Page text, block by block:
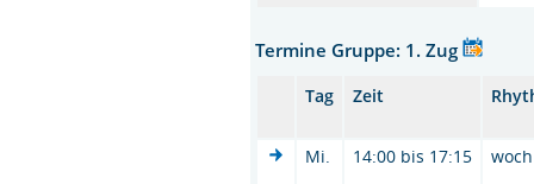
Termine Gruppe: 1. Zug
Tag Zeit
Mi. 14:00 bis 17:15 woch